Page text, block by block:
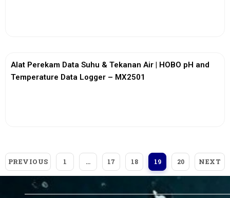
Alat Perekam Data Suhu & Tekanan Air | HOBO pH and
Temperature Data Logger – MX2501
PREVIOUS 1 … 17 18 19 20 NEXT